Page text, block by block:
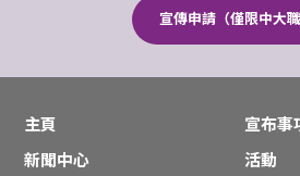
宣傳申請（僅限中大職
主頁
宣布事
新聞中心
活動